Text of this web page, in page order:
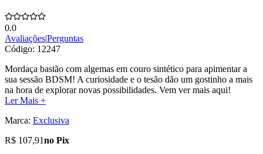
0.0
Avaliações|Perguntas
Código: 12247
Mordaça bastão com algemas em couro sintético para apimentar a
sua sessão BDSM! A curiosidade e o tesão dão um gostinho a mais
na hora de explorar novas possibilidades. Vem ver mais aqui!
Ler Mais +
Marca: Exclusiva
R$ 107,91no Pix